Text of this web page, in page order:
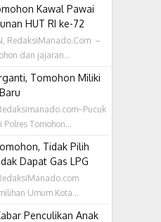
Kawal Pawai
HUT RI ke-72
RedaksiManado.Com –
dan jajaran...
Tomohon Miliki
Tomohon...
Tidak Pilih
Dapat Gas LPG
Umum Kota...
Penculikan Anak